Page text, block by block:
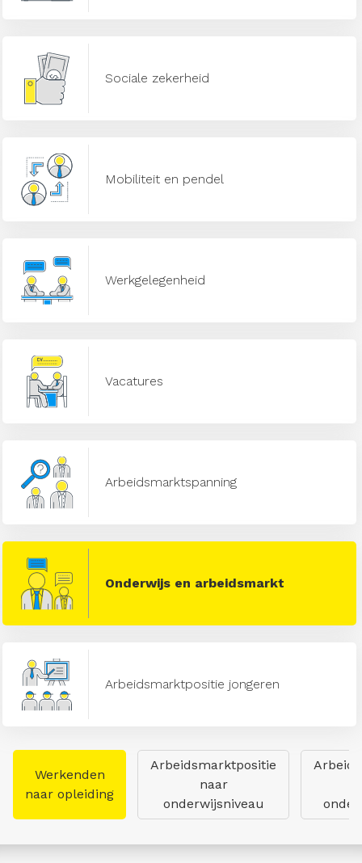
Sociale zekerheid
Mobiliteit en pendel
Werkgelegenheid
Vacatures
Arbeidsmarktspanning
Onderwijs en arbeidsmarkt
Arbeidsmarktpositie jongeren
Werkenden
naar opleiding
Arbeidsmarktpositie
naar
onderwijsniveau